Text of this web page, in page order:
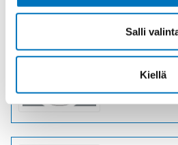
Salli
Kiellä
Ketjukaapeli
SK-PVC UL/